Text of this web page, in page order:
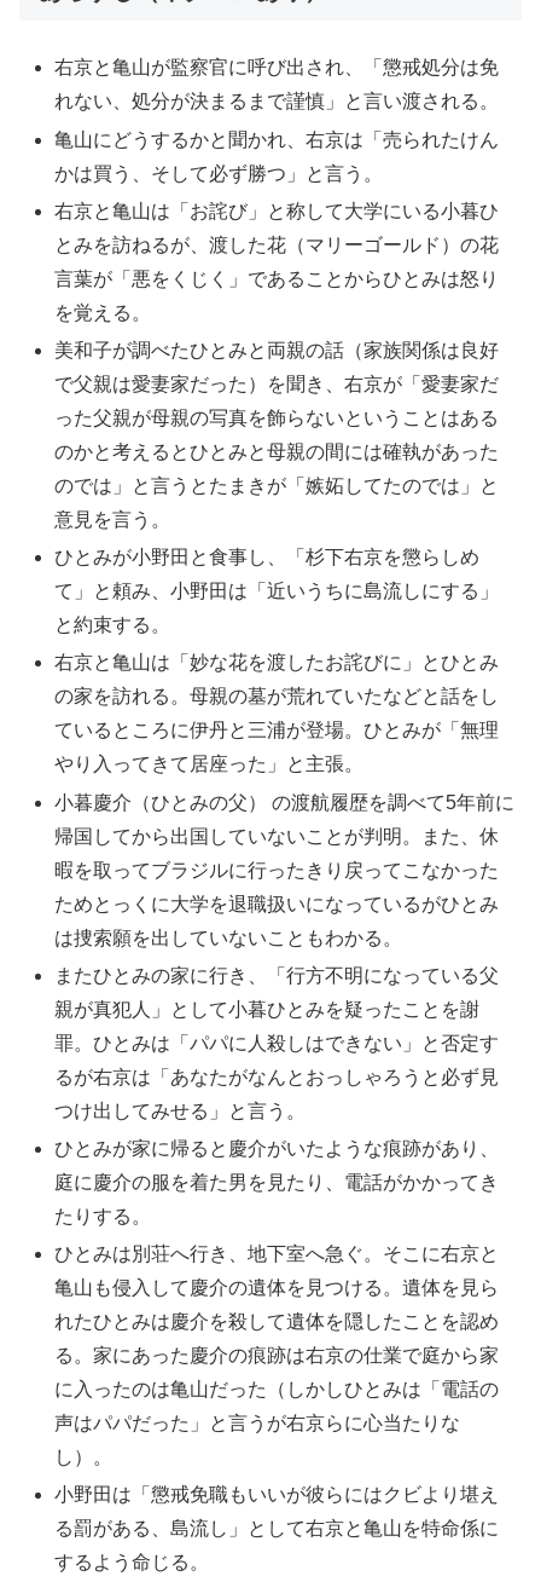
右京と亀山が監察官に呼び出され、「懲戒処分は免
れない、処分が決まるまで謹慎」と言い渡される。
亀山にどうするかと聞かれ、右京は「売られたけん
かは買う、そして必ず勝つ」と言う。
右京と亀山は「お詫び」と称して大学にいる小暮ひ
とみを訪ねるが、渡した花（マリーゴールド）の花
言葉が「悪をくじく」であることからひとみは怒り
を覚える。
美和子が調べたひとみと両親の話（家族関係は良好
で父親は愛妻家だった）を聞き、右京が「愛妻家だ
った父親が母親の写真を飾らないということはある
のかと考えるとひとみと母親の間には確執があった
のでは」と言うとたまきが「嫉妬してたのでは」と
意見を言う。
ひとみが小野田と食事し、「杉下右京を懲らしめ
て」と頼み、小野田は「近いうちに島流しにする」
と約束する。
右京と亀山は「妙な花を渡したお詫びに」とひとみ
の家を訪れる。母親の墓が荒れていたなどと話をし
ているところに伊丹と三浦が登場。ひとみが「無理
やり入ってきて居座った」と主張。
小暮慶介（ひとみの父） の渡航履歴を調べて5年前に
帰国してから出国していないことが判明。また、休
暇を取ってブラジルに行ったきり戻ってこなかった
ためとっくに大学を退職扱いになっているがひとみ
は捜索願を出していないこともわかる。
またひとみの家に行き、「行方不明になっている父
親が真犯人」として小暮ひとみを疑ったことを謝
罪。ひとみは「パパに人殺しはできない」と否定す
るが右京は「あなたがなんとおっしゃろうと必ず見
つけ出してみせる」と言う。
ひとみが家に帰ると慶介がいたような痕跡があり、
庭に慶介の服を着た男を見たり、電話がかかってき
たりする。
ひとみは別荘へ行き、地下室へ急ぐ。そこに右京と
亀山も侵入して慶介の遺体を見つける。遺体を見ら
れたひとみは慶介を殺して遺体を隠したことを認め
る。家にあった慶介の痕跡は右京の仕業で庭から家
に入ったのは亀山だった（しかしひとみは「電話の
声はパパだった」と言うが右京らに心当たりな
し）。
小野田は「懲戒免職もいいが彼らにはクビより堪え
る罰がある、島流し」として右京と亀山を特命係に
するよう命じる。